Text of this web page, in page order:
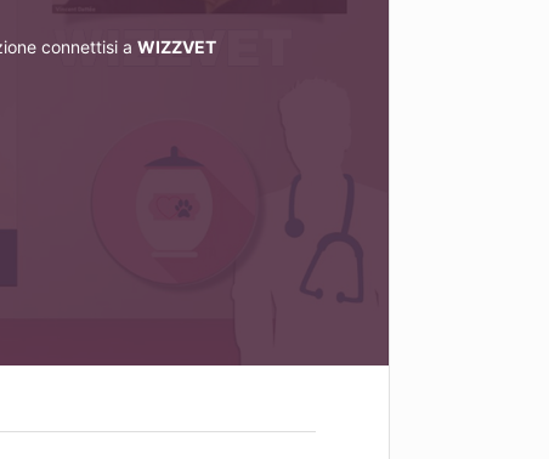
connettisi aWIZZVET